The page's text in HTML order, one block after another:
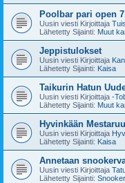
Poolbar pari open
Uusin viesti Kirjoittaja
Lähetetty Sijainti: Muut
Jeppistulokset
Uusin viesti Kirjoittaja
Lähetetty Sijainti: Kaisa
Taikurin Hatun
Uusin viesti Kirjoittaja -
Lähetetty Sijainti: Muut
Hyvinkään
Uusin viesti Kirjoittaja
Lähetetty Sijainti: Kaisa
Annetaan
Uusin viesti Kirjoittaja
Lähetetty Sijainti: Snooker